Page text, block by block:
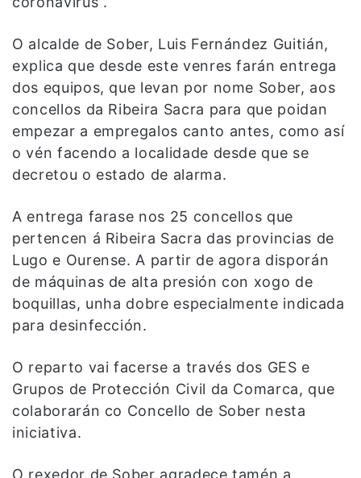
O alcalde de Sober, Luis Fernández Guitián,
explica que desde este venres farán entrega
dos equipos, que levan por nome Sober, aos
concellos da Ribeira Sacra para que poidan
empezar a empregalos canto antes, como así
o vén facendo a localidade desde que se
decretou o estado de alarma.
A entrega farase nos 25 concellos que
pertencen á Ribeira Sacra das provincias de
Lugo e Ourense. A partir de agora disporán
de máquinas de alta presión con xogo de
boquillas, unha dobre especialmente indicada
para desinfección.
O reparto vai facerse a través dos GES e
Grupos de Protección Civil da Comarca, que
colaborarán co Concello de Sober nesta
iniciativa.
O rexedor de Sober agradece tamén a